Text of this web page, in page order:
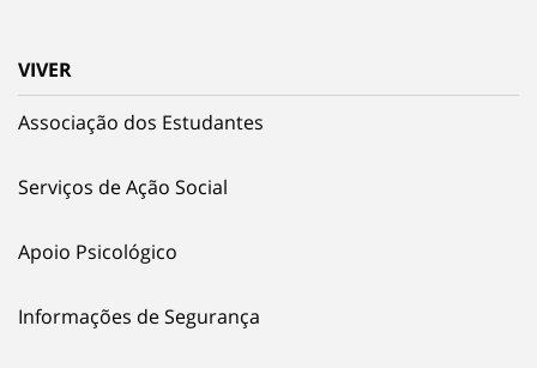
VIVER
Associação dos Estudantes
Serviços de Ação Social
Apoio Psicológico
Informações de Segurança